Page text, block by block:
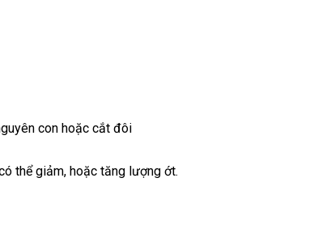
con hoặc cắt đôi
thể giảm, hoặc tăng lượng ớt.